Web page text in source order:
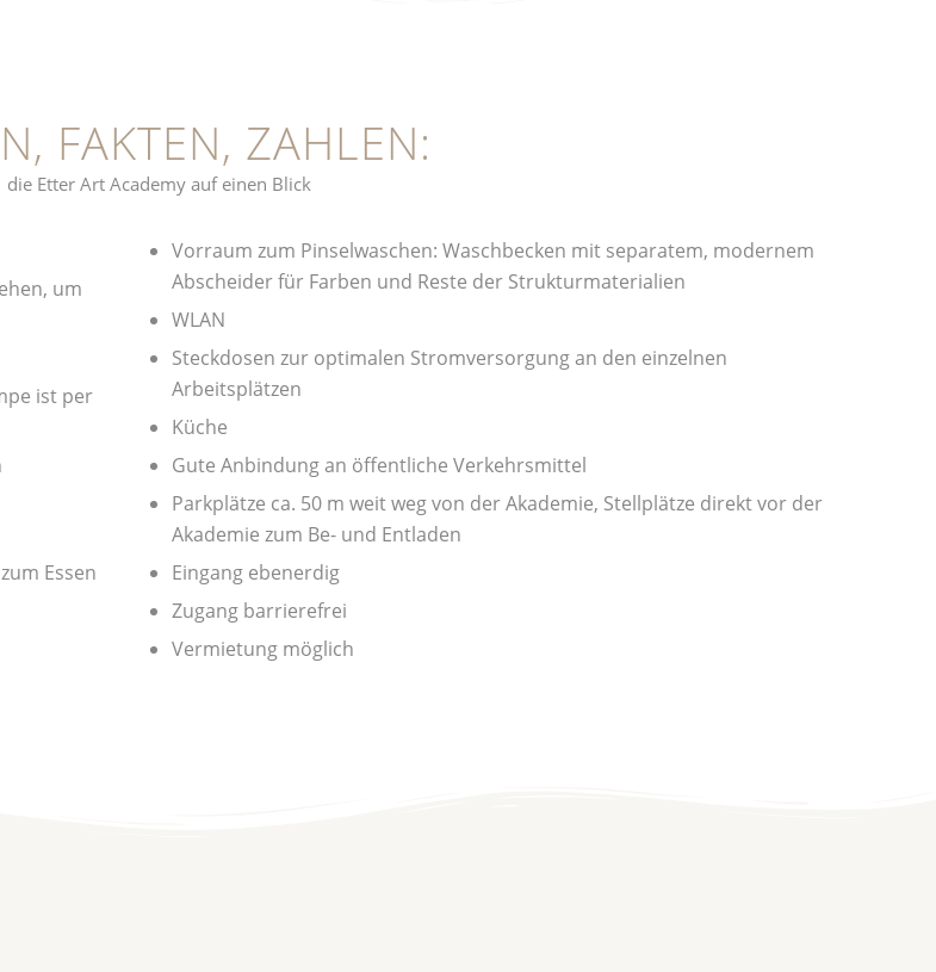
FAKTEN, ZAHLEN:
die Etter Art Academy auf einen Blick
um
ist per
Essen
Vorraum zum Pinselwaschen: Waschbecken mit separatem, modernem
Abscheider für Farben und Reste der Strukturmaterialien
WLAN
Steckdosen zur optimalen Stromversorgung an den einzelnen
Arbeitsplätzen
Küche
Gute Anbindung an öffentliche Verkehrsmittel
Parkplätze ca. 50 m weit weg von der Akademie, Stellplätze direkt vor der
Akademie zum Be- und Entladen
Eingang ebenerdig
Zugang barrierefrei
Vermietung möglich